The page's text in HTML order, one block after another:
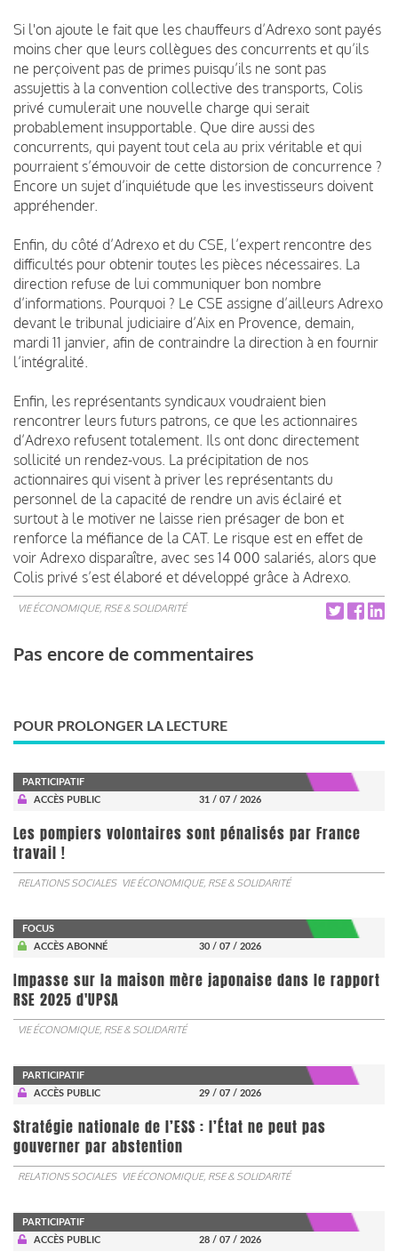
Si l'on ajoute le fait que les chauffeurs d’Adrexo sont payés
moins cher que leurs collègues des concurrents et qu’ils
ne perçoivent pas de primes puisqu’ils ne sont pas
assujettis à la convention collective des transports, Colis
privé cumulerait une nouvelle charge qui serait
probablement insupportable. Que dire aussi des
concurrents, qui payent tout cela au prix véritable et qui
pourraient s’émouvoir de cette distorsion de concurrence ?
Encore un sujet d’inquiétude que les investisseurs doivent
appréhender.
Enfin, du côté d’Adrexo et du CSE, l’expert rencontre des
difficultés pour obtenir toutes les pièces nécessaires. La
direction refuse de lui communiquer bon nombre
d’informations. Pourquoi ? Le CSE assigne d’ailleurs Adrexo
devant le tribunal judiciaire d’Aix en Provence, demain,
mardi 11 janvier, afin de contraindre la direction à en fournir
l’intégralité.
Enfin, les représentants syndicaux voudraient bien
rencontrer leurs futurs patrons, ce que les actionnaires
d’Adrexo refusent totalement. Ils ont donc directement
sollicité un rendez-vous. La précipitation de nos
actionnaires qui visent à priver les représentants du
personnel de la capacité de rendre un avis éclairé et
surtout à le motiver ne laisse rien présager de bon et
renforce la méfiance de la CAT. Le risque est en effet de
voir Adrexo disparaître, avec ses 14 000 salariés, alors que
Colis privé s’est élaboré et développé grâce à Adrexo.
VIE ÉCONOMIQUE, RSE & SOLIDARITÉ
Pas encore de commentaires
POUR PROLONGER LA LECTURE
PARTICIPATIF
ACCÈS PUBLIC
31 / 07 / 2026
Les pompiers volontaires sont pénalisés par France
travail !
RELATIONS SOCIALES VIE ÉCONOMIQUE, RSE & SOLIDARITÉ
FOCUS
ACCÈS ABONNÉ
30 / 07 / 2026
Impasse sur la maison mère japonaise dans le rapport
RSE 2025 d'UPSA
VIE ÉCONOMIQUE, RSE & SOLIDARITÉ
PARTICIPATIF
ACCÈS PUBLIC
29 / 07 / 2026
Stratégie nationale de l’ESS : l’État ne peut pas
gouverner par abstention
RELATIONS SOCIALES VIE ÉCONOMIQUE, RSE & SOLIDARITÉ
PARTICIPATIF
ACCÈS PUBLIC
28 / 07 / 2026